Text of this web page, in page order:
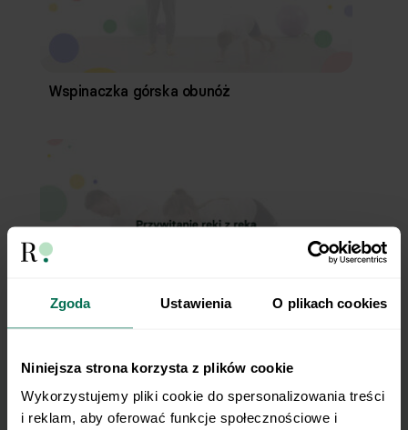
Zgoda Ustawienia O plikach cookies
Niniejsza strona korzysta z plików cookie
Wykorzystujemy pliki cookie do spersonalizowania treści
i reklam, aby oferować funkcje społecznościowe i
Wspinaczka górska obunóż
Przywitanie ręki z ręką